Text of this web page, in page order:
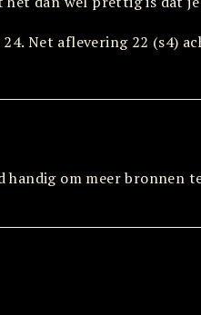
Net aflevering 22 (s4)
om meer bronnen